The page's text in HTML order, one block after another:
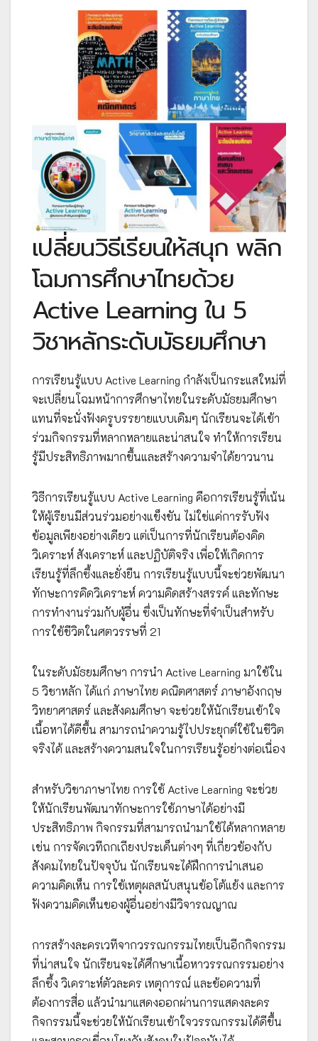
เปลี่ยนวิธีเรียนให้สนุก พลิก
โฉมการศึกษาไทยด้วย
Active Learning ใน 5
วิชาหลักระดับมัธยมศึกษา
การเรียนรู้แบบ Active Learning กำลังเป็นกระแสใหม่ที่
จะเปลี่ยนโฉมหน้าการศึกษาไทยในระดับมัธยมศึกษา
แทนที่จะนั่งฟังครูบรรยายแบบเดิมๆ นักเรียนจะได้เข้า
ร่วมกิจกรรมที่หลากหลายและน่าสนใจ ทำให้การเรียน
รู้มีประสิทธิภาพมากขึ้นและสร้างความจำได้ยาวนาน
วิธีการเรียนรู้แบบ Active Learning คือการเรียนรู้ที่เน้น
ให้ผู้เรียนมีส่วนร่วมอย่างแข็งขัน ไม่ใช่แค่การรับฟัง
ข้อมูลเพียงอย่างเดียว แต่เป็นการที่นักเรียนต้องคิด
วิเคราะห์ สังเคราะห์ และปฏิบัติจริง เพื่อให้เกิดการ
เรียนรู้ที่ลึกซึ้งและยั่งยืน การเรียนรู้แบบนี้จะช่วยพัฒนา
ทักษะการคิดวิเคราะห์ ความคิดสร้างสรรค์ และทักษะ
การทำงานร่วมกับผู้อื่น ซึ่งเป็นทักษะที่จำเป็นสำหรับ
การใช้ชีวิตในศตวรรษที่ 21
ในระดับมัธยมศึกษา การนำ Active Learning มาใช้ใน
5 วิชาหลัก ได้แก่ ภาษาไทย คณิตศาสตร์ ภาษาอังกฤษ
วิทยาศาสตร์ และสังคมศึกษา จะช่วยให้นักเรียนเข้าใจ
เนื้อหาได้ดีขึ้น สามารถนำความรู้ไปประยุกต์ใช้ในชีวิต
จริงได้ และสร้างความสนใจในการเรียนรู้อย่างต่อเนื่อง
สำหรับวิชาภาษาไทย การใช้ Active Learning จะช่วย
ให้นักเรียนพัฒนาทักษะการใช้ภาษาได้อย่างมี
ประสิทธิภาพ กิจกรรมที่สามารถนำมาใช้ได้หลากหลาย
เช่น การจัดเวทีถกเถียงประเด็นต่างๆ ที่เกี่ยวข้องกับ
สังคมไทยในปัจจุบัน นักเรียนจะได้ฝึกการนำเสนอ
ความคิดเห็น การใช้เหตุผลสนับสนุนข้อโต้แย้ง และการ
ฟังความคิดเห็นของผู้อื่นอย่างมีวิจารณญาณ
การสร้างละครเวทีจากวรรณกรรมไทยเป็นอีกกิจกรรม
ที่น่าสนใจ นักเรียนจะได้ศึกษาเนื้อหาวรรณกรรมอย่าง
ลึกซึ้ง วิเคราะห์ตัวละคร เหตุการณ์ และข้อความที่
ต้องการสื่อ แล้วนำมาแสดงออกผ่านการแสดงละคร
กิจกรรมนี้จะช่วยให้นักเรียนเข้าใจวรรณกรรมได้ดีขึ้น